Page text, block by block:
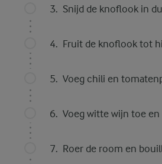
Snijd de knoflook in
Fruit de knoflook tot
Voeg chili en
Voeg witte wijn toe
Roer de room en